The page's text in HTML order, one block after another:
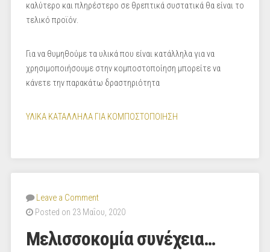
καλύτερο και πληρέστερο σε θρεπτικά συστατικά θα είναι το
τελικό προϊόν.
Για να θυμηθούμε τα υλικά που είναι κατάλληλα για να
χρησιμοποιήσουμε στην κομποστοποίηση μπορείτε να
κάνετε την παρακάτω δραστηριότητα
ΥΛΙΚΑ ΚΑΤΑΛΛΗΛΑ ΓΙΑ ΚΟΜΠΟΣΤΟΠΟΙΗΣΗ
Leave a Comment
Posted on 23 Μαΐου, 2020
Μελισσοκομία συνέχεια…